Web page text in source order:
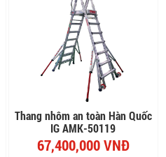
Thang nhôm an toàn Hàn Quốc
IG AMK-50119
67,400,000 VNĐ